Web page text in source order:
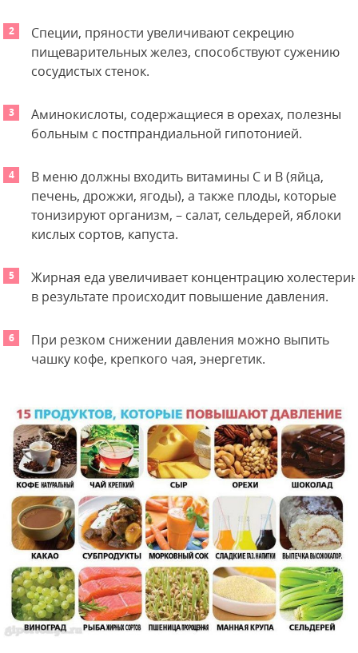
Специи, пряности увеличивают секрецию
пищеварительных желез, способствуют сужению
сосудистых стенок.
Аминокислоты, содержащиеся в орехах, полезны
больным с постпрандиальной гипотонией.
В меню должны входить витамины С и В (яйца,
печень, дрожжи, ягоды), а также плоды, которые
тонизируют организм, – салат, сельдерей, яблоки
кислых сортов, капуста.
Жирная еда увеличивает концентрацию
в результате происходит повышение давления.
При резком снижении давления можно выпить
чашку кофе, крепкого чая, энергетик.